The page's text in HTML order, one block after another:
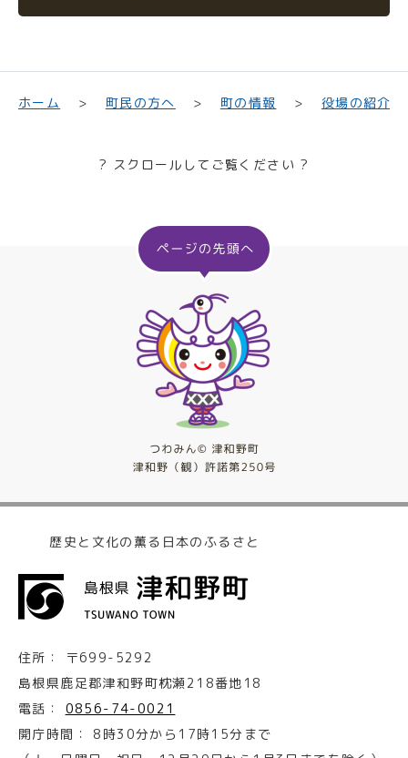
ホーム 町民の方へ 町の情報 役場の紹介
? スクロールしてご覧ください ?
歴史と文化の薫る日本のふるさと
住所：
〒699-5292
島根県鹿足郡津和野町枕瀬218番地18
電話：
0856-74-0021
開庁時間：
8時30分から17時15分まで